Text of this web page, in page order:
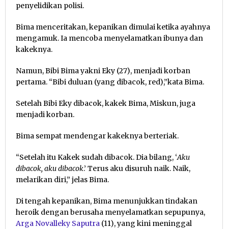
penyelidikan polisi.
Bima menceritakan, kepanikan dimulai ketika ayahnya
mengamuk. Ia mencoba menyelamatkan ibunya dan
kakeknya.
Namun, Bibi Bima yakni Eky (27), menjadi korban
pertama. “Bibi duluan (yang dibacok, red),”kata Bima.
Setelah Bibi Eky dibacok, kakek Bima, Miskun, juga
menjadi korban.
Bima sempat mendengar kakeknya berteriak.
“Setelah itu Kakek sudah dibacok. Dia bilang, ‘Aku
dibacok, aku dibacok.’ Terus aku disuruh naik. Naik,
melarikan diri,” jelas Bima.
Di tengah kepanikan, Bima menunjukkan tindakan
heroik dengan berusaha menyelamatkan sepupunya,
Arga Novalleky Saputra (11), yang kini meninggal